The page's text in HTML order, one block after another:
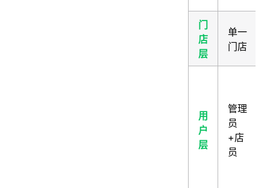
门
店
层
单一
门店
用
户
层
管理
员
+店
员